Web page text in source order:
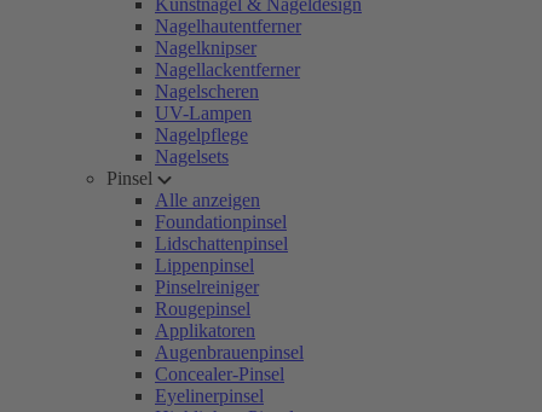
Kunstnägel & Nageldesign
Nagelhautentferner
Nagelknipser
Nagellackentferner
Nagelscheren
UV-Lampen
Nagelpflege
Nagelsets
Pinsel
Alle anzeigen
Foundationpinsel
Lidschattenpinsel
Lippenpinsel
Pinselreiniger
Rougepinsel
Applikatoren
Augenbrauenpinsel
Concealer-Pinsel
Eyelinerpinsel